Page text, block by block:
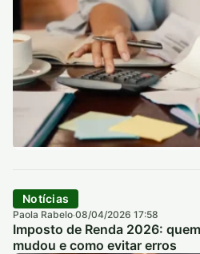
Notícias
Paola Rabelo·08/04/2026 17:58
Imposto de Renda 2026:
mudou e como evitar erros